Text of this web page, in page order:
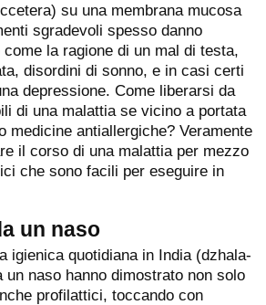
su una membrana mucosa
sgradevoli spesso danno
la ragione di un mal di testa,
disordini di sonno, e in casi certi
depressione. Come liberarsi da
di una malattia se vicino a portata
medicine antiallergiche? Veramente
il corso di una malattia per mezzo
che sono facili per eseguire in
un naso
igienica quotidiana in India (dzhala-
un naso hanno dimostrato non solo
profilattici, toccando con